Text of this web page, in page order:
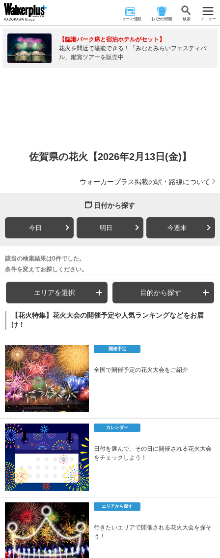
ニュース･連載 おでかけ情報 検 索 メニュー
【臨港パーク席と宿泊ホテルがセット】
花火を間近で堪能できる！「みなとみらいフェスティバ
ル」鑑賞ツアーを販売中
佐賀県の花火【2026年2月13日(金)】
ウォーカープラス掲載の駅・路線について
日付から探す
今日 明日 今週末
該当の検索結果は0件でした。
条件を変えてお探しください。
エリアを選択 目的から探す
【花火特集】花火大会の開催予定や人気ランキングなどをお届
け！
開催予定
全国で開催予定の花火大会をご紹介
カレンダー
日付を選んで、その日に開催される花火大会
をチェックしよう！
エリアから探す
行きたいエリアで開催される花火大会を探そ
う！